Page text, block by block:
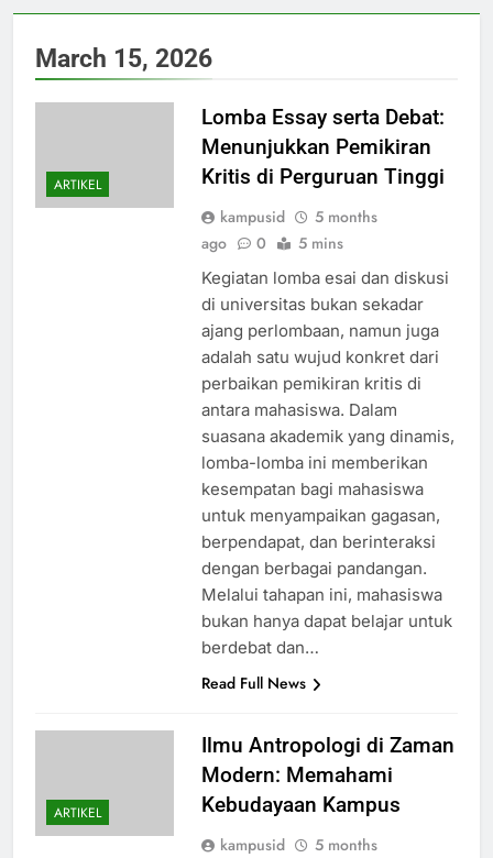
March 15, 2026
ARTIKEL
Lomba Essay serta Debat:
Menunjukkan Pemikiran
Kritis di Perguruan Tinggi
kampusid
5 months
ago
0 5 mins
Kegiatan lomba esai dan diskusi
di universitas bukan sekadar
ajang perlombaan, namun juga
adalah satu wujud konkret dari
perbaikan pemikiran kritis di
antara mahasiswa. Dalam
suasana akademik yang dinamis,
lomba-lomba ini memberikan
kesempatan bagi mahasiswa
untuk menyampaikan gagasan,
berpendapat, dan berinteraksi
dengan berbagai pandangan.
Melalui tahapan ini, mahasiswa
bukan hanya dapat belajar untuk
berdebat dan…
Read Full News
ARTIKEL
Ilmu Antropologi di Zaman
Modern: Memahami
Kebudayaan Kampus
kampusid
5 months